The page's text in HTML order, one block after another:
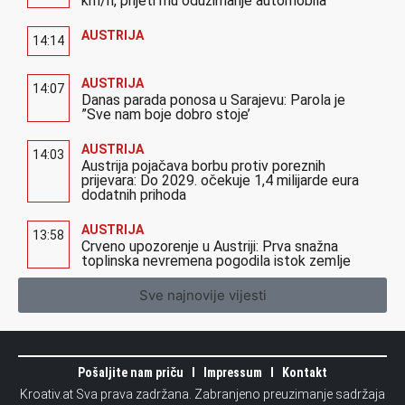
14:14 AUSTRIJA
14:07 AUSTRIJA
Danas parada ponosa u Sarajevu: Parola je
”Sve nam boje dobro stoje’
14:03 AUSTRIJA
Austrija pojačava borbu protiv poreznih
prijevara: Do 2029. očekuje 1,4 milijarde eura
dodatnih prihoda
13:58 AUSTRIJA
Crveno upozorenje u Austriji: Prva snažna
toplinska nevremena pogodila istok zemlje
Sve najnovije vijesti
Pošaljite nam priču Impressum
Kontakt
Kroativ.at Sva prava zadržana. Zabranjeno preuzimanje sadržaja